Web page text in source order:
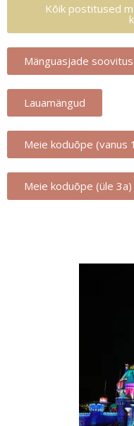
Kõik postitused
Mänguasjade
Lauamängud
Meie koduõpe (vanus
Meie koduõpe (üle 3a)